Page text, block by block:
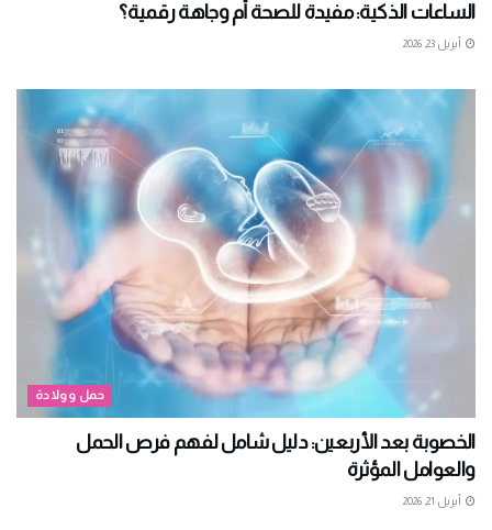
الساعات الذكية: مفيدة للصحة أم وجاهة رقمية؟
أبريل 23, 2026
حمل وولادة
الخصوبة بعد الأربعين: دليل شامل لفهم فرص الحمل
والعوامل المؤثرة
أبريل 21, 2026